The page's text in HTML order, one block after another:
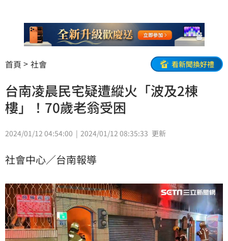
首頁 社會 看新聞換好禮
台南凌晨民宅疑遭縱火「波及2棟
樓」！70歲老翁受困
2024/01/12 04:54:00 2024/01/12 08:35:33 更新
社會中心／台南報導